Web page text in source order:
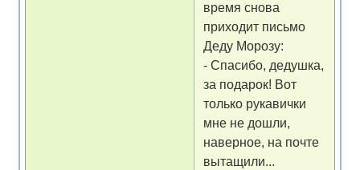
время снова
приходит письмо
Деду Морозу:
- Спасибо, дедушка,
за подарок! Вот
только рукавички
мне не дошли,
наверное, на почте
вытащили...